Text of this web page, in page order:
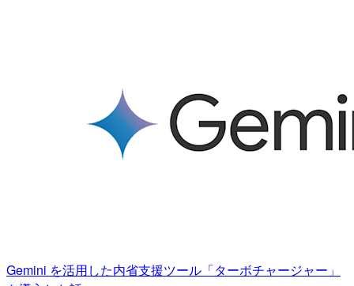
Gemini を活用した内省支援ツール「ターボチャージャー」